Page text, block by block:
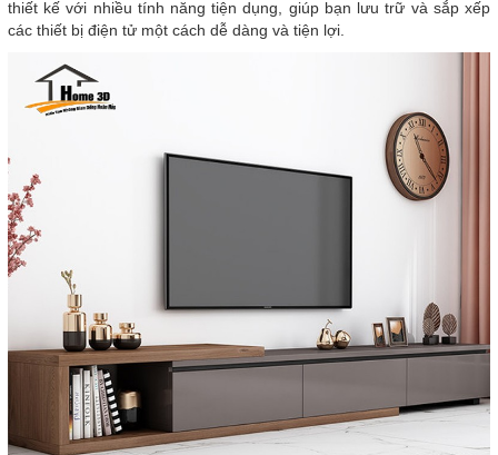
thiết kế với nhiều tính năng tiện dụng, giúp bạn lưu trữ và sắp xếp
các thiết bị điện tử một cách dễ dàng và tiện lợi.